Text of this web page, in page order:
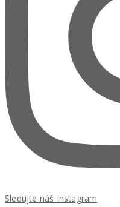
Sledujte náš Instagram